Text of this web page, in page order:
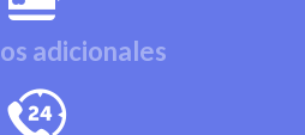
adicionales